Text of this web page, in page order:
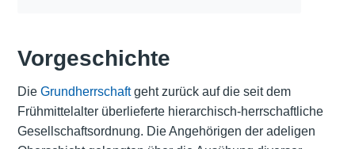
Vorgeschichte
Die Grundherrschaftgeht zurück auf die seit dem
Frühmittelalter überlieferte hierarchisch-herrschaftliche
Gesellschaftsordnung. Die Angehörigen der adeligen